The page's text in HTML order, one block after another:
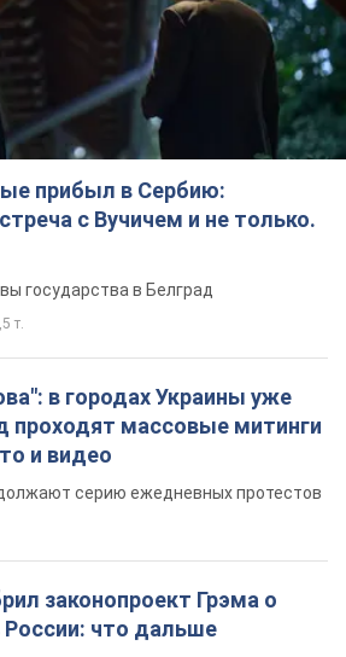
т.
в городах Украины уже
проходят массовые митинги
и видео
серию ежедневных протестов
законопроект Грэма о
что дальше
т.